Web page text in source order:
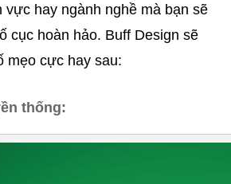
vực hay ngành nghề mà bạn sẽ
cục hoàn hảo. Buff Design sẽ
mẹo cực hay sau:
thống: